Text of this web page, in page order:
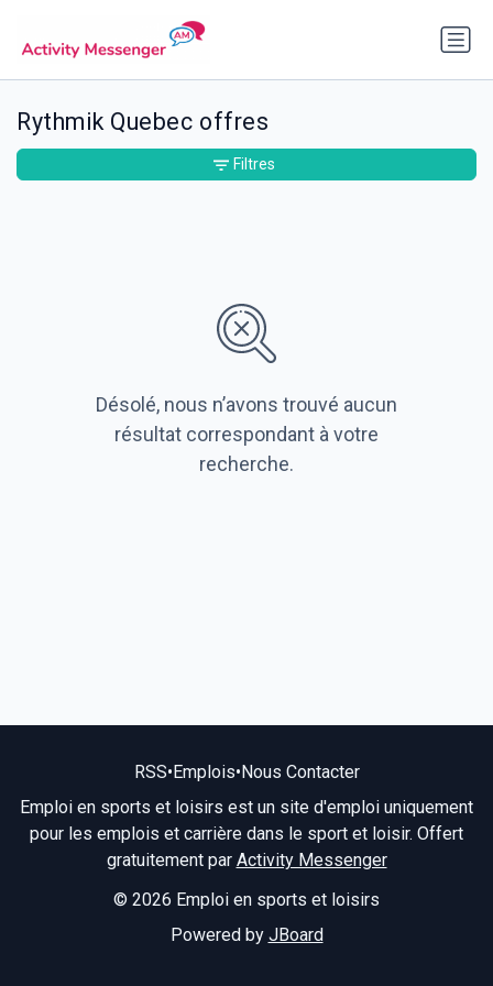
Rythmik Quebec offres
Désolé, nous n’avons trouvé aucun
résultat correspondant à votre
recherche.
Filtres
RSS•Emplois•Nous Contacter
Emploi en sports et loisirs est un site d'emploi uniquement
pour les emplois et carrière dans le sport et loisir. Offert
gratuitement par Activity Messenger
© 2026 Emploi en sports et loisirs
Powered by JBoard